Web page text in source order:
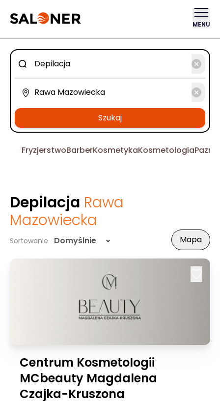
MENU
Szukaj
FryzjerstwoBarberKosmetykaKosmetologia
Depilacja Rawa
Mazowiecka
Sortowanie Domyślnie Mapa
Centrum Kosmetologii
MCbeauty Magdalena
Czajka-Kruszona